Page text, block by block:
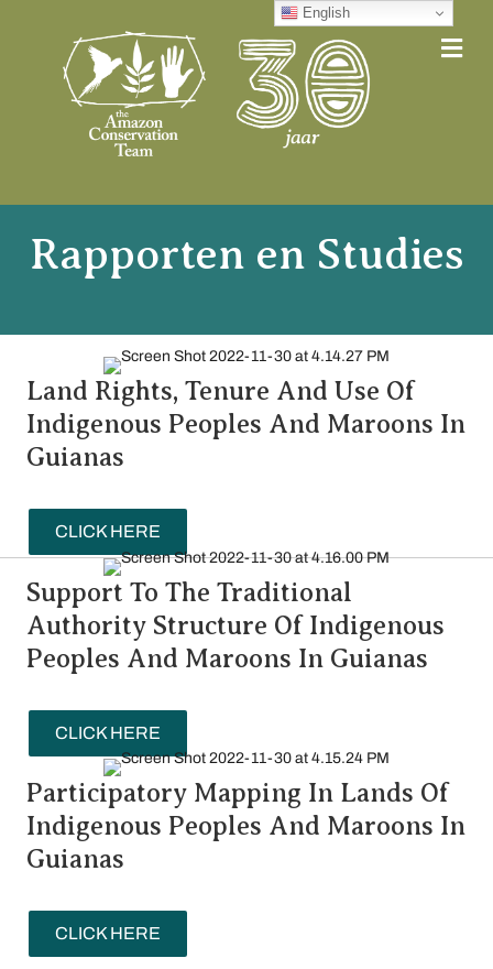
Rapporten en Studies
Land Rights, Tenure And Use Of
Indigenous Peoples And Maroons In
Guianas
CLICK HERE
Support To The Traditional
Authority Structure Of Indigenous
Peoples And Maroons In Guianas
CLICK HERE
Participatory Mapping In Lands Of
Indigenous Peoples And Maroons In
Guianas
CLICK HERE
English